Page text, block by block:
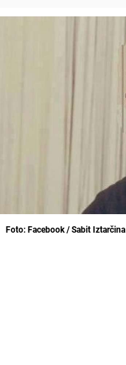
Foto: Facebook / Sabit Iztarčina